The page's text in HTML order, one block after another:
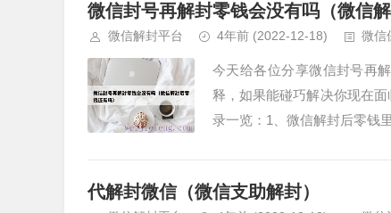
微信封号再解封零钱会没有吗（微信解
微信解封平台 4年前 (2022-12-18) 微信
今天给各位分享微信封号再
释，如果能碰巧解决你现在
录一览：1、微信解封后零钱
代解封微信（微信支助解封）